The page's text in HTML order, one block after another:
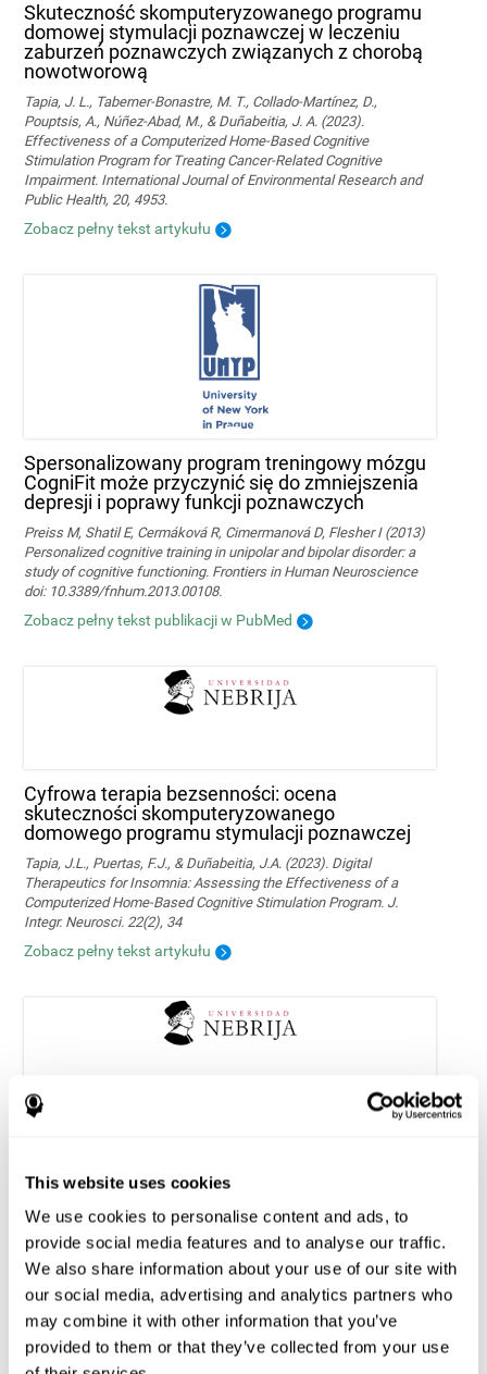
This website uses cookies
We use cookies to personalise content and ads, to
provide social media features and to analyse our traffic.
We also share information about your use of our site with
our social media, advertising and analytics partners who
may combine it with other information that you’ve
provided to them or that they’ve collected from your use
Skuteczność skomputeryzowanego programu
domowej stymulacji poznawczej w leczeniu
zaburzeń poznawczych związanych z chorobą
nowotworową
Tapia, J. L., Taberner-Bonastre, M. T., Collado-Martínez, D.,
Pouptsis, A., Núñez-Abad, M., & Duñabeitia, J. A. (2023).
Effectiveness of a Computerized Home-Based Cognitive
Stimulation Program for Treating Cancer-Related Cognitive
Impairment. International Journal of Environmental Research and
Public Health, 20, 4953.
Zobacz pełny tekst artykułu
Spersonalizowany program treningowy mózgu
CogniFit może przyczynić się do zmniejszenia
depresji i poprawy funkcji poznawczych
Preiss M, Shatil E, Cermáková R, Cimermanová D, Flesher I (2013)
Personalized cognitive training in unipolar and bipolar disorder: a
study of cognitive functioning. Frontiers in Human Neuroscience
doi: 10.3389/fnhum.2013.00108.
Zobacz pełny tekst publikacji w PubMed
Cyfrowa terapia bezsenności: ocena
skuteczności skomputeryzowanego
domowego programu stymulacji poznawczej
Tapia, J.L., Puertas, F.J., & Duñabeitia, J.A. (2023). Digital
Therapeutics for Insomnia: Assessing the Effectiveness of a
Computerized Home-Based Cognitive Stimulation Program. J.
Integr. Neurosci. 22(2), 34
Zobacz pełny tekst artykułu
Wzmacnianie funkcji wykonawczych w
treningu poznawczego
Tapia, J. L., Aras, L. M., & Duñabeitia, J. A. (2024). Enhancing
Executive Functions in Pediatric Epilepsy: Feasibility and Efficacy
of a Computerized Cognitive Training Program. Children, 11(4), 484.
https://doi.org/10.3390/children11040484
Zobacz pełny tekst artykułu